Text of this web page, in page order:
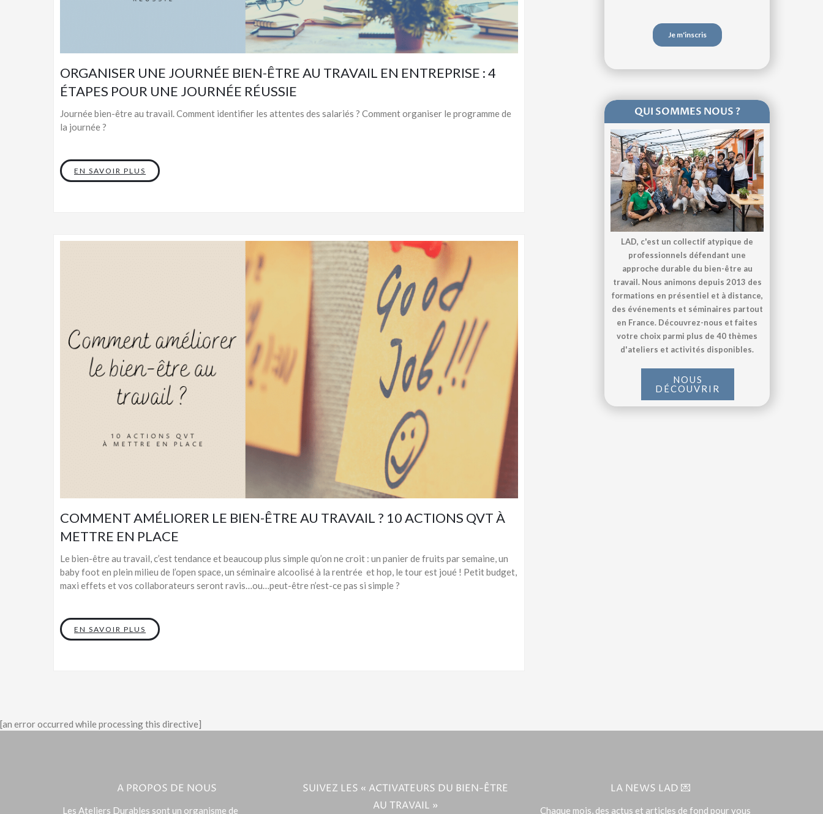
ORGANISER UNE JOURNÉE BIEN-ÊTRE AU TRAVAIL EN ENTREPRISE : 4
ÉTAPES POUR UNE JOURNÉE RÉUSSIE
Journée bien-être au travail. Comment identifier les attentes des salariés ? Comment organiser le programme de
la journée ?
EN SAVOIR PLUS
COMMENT AMÉLIORER LE BIEN-ÊTRE AU TRAVAIL ? 10 ACTIONS QVT À
METTRE EN PLACE
Le bien-être au travail, c’est tendance et beaucoup plus simple qu’on ne croit : un panier de fruits par semaine, un
baby foot en plein milieu de l’open space, un séminaire alcoolisé à la rentrée et hop, le tour est joué ! Petit budget,
maxi effets et vos collaborateurs seront ravis…ou…peut-être n’est-ce pas si simple ?
EN SAVOIR PLUS
QUI SOMMES NOUS ?
LAD, c'est un collectif atypique de
professionnels défendant une
approche durable du bien-être au
travail. Nous animons depuis 2013 des
formations en présentiel et à distance,
des événements et séminaires partout
en France. Découvrez-nous et faites
votre choix parmi plus de 40 thèmes
d'ateliers et activités disponibles.
NOUS
DÉCOUVRIR
[an error occurred while processing this directive]
A PROPOS DE NOUS
Les Ateliers Durables sont un organisme de
SUIVEZ LES « ACTIVATEURS DU BIEN-ÊTRE
AU TRAVAIL »
LA NEWS LAD 💌
Chaque mois, des actus et articles de fond pour vous